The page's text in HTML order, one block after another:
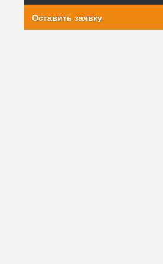
Оставить заявку